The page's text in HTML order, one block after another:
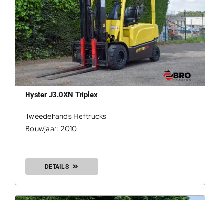
Hyster J3.0XN Triplex
Tweedehands Heftrucks
Bouwjaar: 2010
DETAILS